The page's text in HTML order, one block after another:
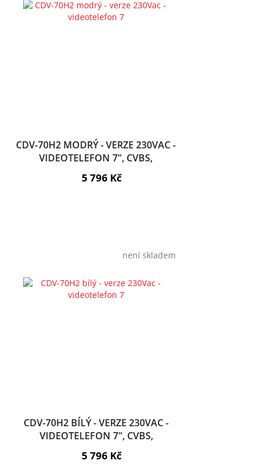
CDV-70H2 MODRÝ - VERZE 230VAC -
VIDEOTELEFON 7", CVBS,
HANDSFREE, 2 VST.
5 796 Kč
není skladem
CDV-70H2 BÍLÝ - VERZE 230VAC -
VIDEOTELEFON 7", CVBS,
HANDSFREE, 2 VST.
5 796 Kč